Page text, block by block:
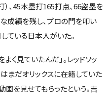
、45本塁打165打点、66盗塁を
成績を残し、プロの門を叩い
ている日本人がいた。
く見ていたんだ」。レッドソッ
まだオリックスに在籍していた
を見せてもらったという。吉